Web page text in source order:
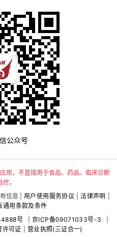
公众号
用，不直接用于食品、药品、临床诊断
。
信息 |
用户使用服务协议 法律声明
通用条款及条件
号
京ICP备09071033号-3
许可证 营业执照(三证合一)